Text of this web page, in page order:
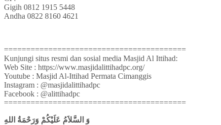
Gigih 0812 1915 5448
Andha 0822 8160 4621
=========================================
Kunjungi situs resmi dan sosial media Masjid Al Ittihad:
Web Site : https://www.masjidalittihadpc.org/
Youtube : Masjid Al-Ittihad Permata Cimanggis
Instagram : @masjidalittihadpc
Facebook : @alittihadpc
=========================================
وَ السَّلاَمُ عَلَيْكُمْ وَرَحْمَةُ اللهِ